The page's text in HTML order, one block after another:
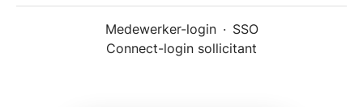
Medewerker-login · SSO
Connect-login sollicitant